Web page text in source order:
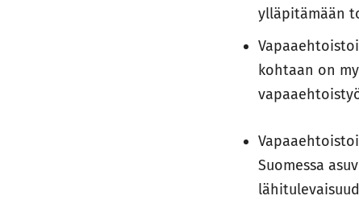
ylläpitämään
kohtaan on
Suomessa